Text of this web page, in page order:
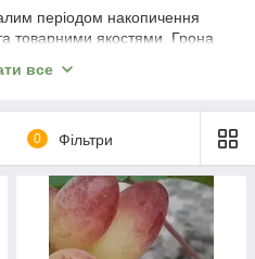
періодом накопичення
товарними якостями. Грона
для тривалого зберігання,
все
0 Фільтри